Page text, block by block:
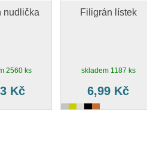
nudlička
2560 ks
Kč
Filigrán lístek
skladem 1187 ks
6,99 Kč